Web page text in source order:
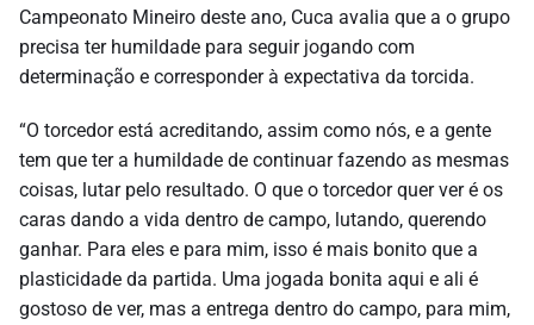
Campeonato Mineiro deste ano, Cuca avalia que a o grupo
precisa ter humildade para seguir jogando com
determinação e corresponder à expectativa da torcida.
“O torcedor está acreditando, assim como nós, e a gente
tem que ter a humildade de continuar fazendo as mesmas
coisas, lutar pelo resultado. O que o torcedor quer ver é os
caras dando a vida dentro de campo, lutando, querendo
ganhar. Para eles e para mim, isso é mais bonito que a
plasticidade da partida. Uma jogada bonita aqui e ali é
gostoso de ver, mas a entrega dentro do campo, para mim,